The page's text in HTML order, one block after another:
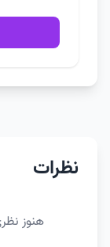
نظرات
هنوز